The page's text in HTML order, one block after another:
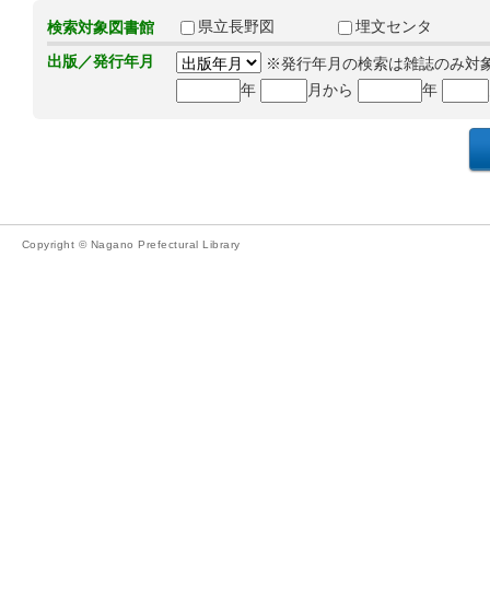
検索対象図書館 県立長野図
埋文センタ
出版／発行年月
※発行年月の検索は雑誌のみ対
年
月から 年
Copyright © Nagano Prefectural Library